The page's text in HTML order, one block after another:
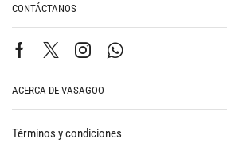
CONTÁCTANOS
ACERCA DE VASAGOO
Términos y condiciones